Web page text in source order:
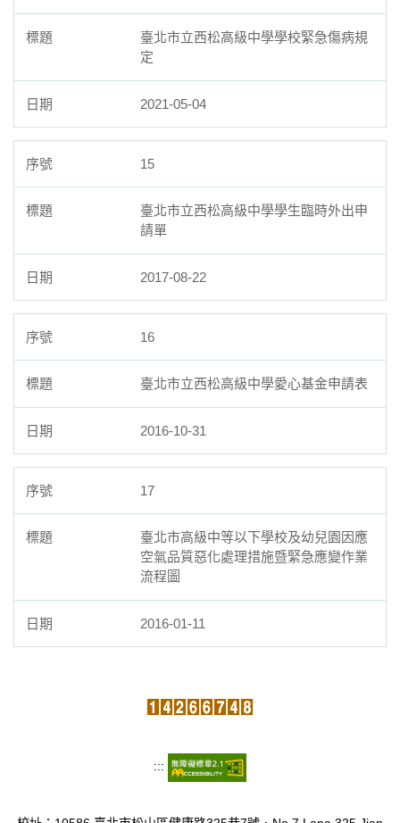
臺北市立西松高級中學學校緊急傷病規
定
2021-05-04
15
臺北市立西松高級中學學生臨時外出申
請單
2017-08-22
16
臺北市立西松高級中學愛心基金申請表
2016-10-31
17
臺北市高級中等以下學校及幼兒園因應
空氣品質惡化處理措施暨緊急應變作業
流程圖
2016-01-11
:::